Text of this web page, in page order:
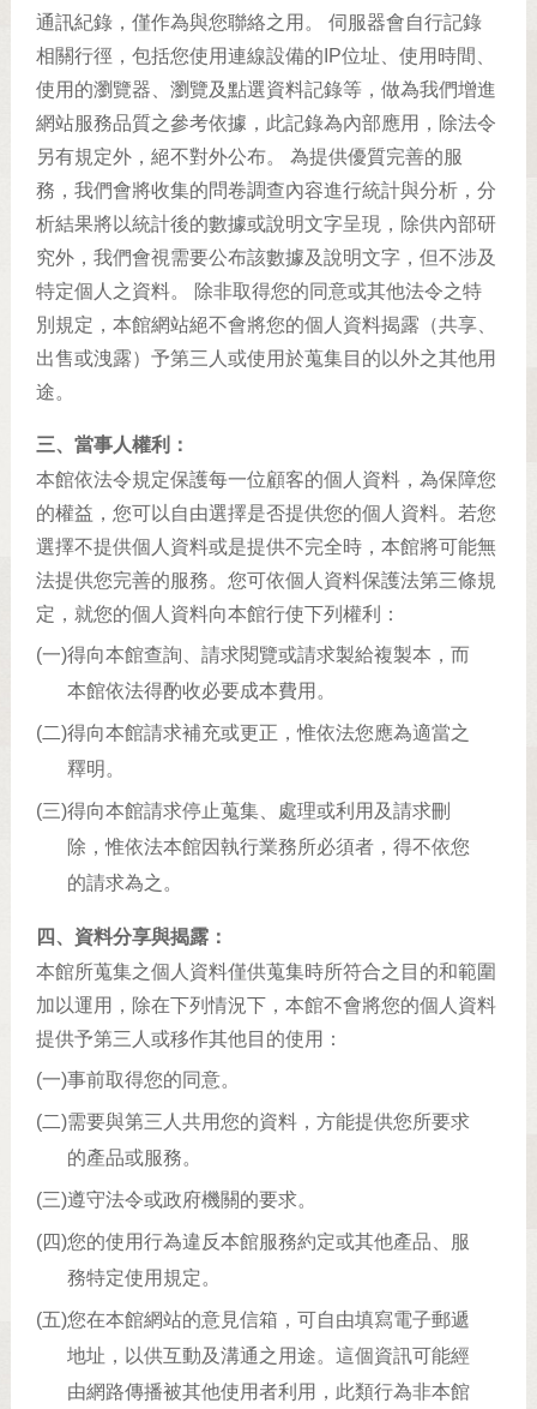
通訊紀錄，僅作為與您聯絡之用。 伺服器會自行記錄
相關行徑，包括您使用連線設備的IP位址、使用時間、
使用的瀏覽器、瀏覽及點選資料記錄等，做為我們增進
網站服務品質之參考依據，此記錄為內部應用，除法令
另有規定外，絕不對外公布。 為提供優質完善的服
務，我們會將收集的問卷調查內容進行統計與分析，分
析結果將以統計後的數據或說明文字呈現，除供內部研
究外，我們會視需要公布該數據及說明文字，但不涉及
特定個人之資料。 除非取得您的同意或其他法令之特
別規定，本館網站絕不會將您的個人資料揭露（共享、
出售或洩露）予第三人或使用於蒐集目的以外之其他用
途。
三、當事人權利：
本館依法令規定保護每一位顧客的個人資料，為保障您
的權益，您可以自由選擇是否提供您的個人資料。若您
選擇不提供個人資料或是提供不完全時，本館將可能無
法提供您完善的服務。您可依個人資料保護法第三條規
定，就您的個人資料向本館行使下列權利：
(一)得向本館查詢、請求閱覽或請求製給複製本，而
本館依法得酌收必要成本費用。
(二)得向本館請求補充或更正，惟依法您應為適當之
釋明。
(三)得向本館請求停止蒐集、處理或利用及請求刪
除，惟依法本館因執行業務所必須者，得不依您
的請求為之。
四、資料分享與揭露：
本館所蒐集之個人資料僅供蒐集時所符合之目的和範圍
加以運用，除在下列情況下，本館不會將您的個人資料
提供予第三人或移作其他目的使用：
(一)事前取得您的同意。
(二)需要與第三人共用您的資料，方能提供您所要求
的產品或服務。
(三)遵守法令或政府機關的要求。
(四)您的使用行為違反本館服務約定或其他產品、服
務特定使用規定。
(五)您在本館網站的意見信箱，可自由填寫電子郵遞
地址，以供互動及溝通之用途。這個資訊可能經
由網路傳播被其他使用者利用，此類行為非本館